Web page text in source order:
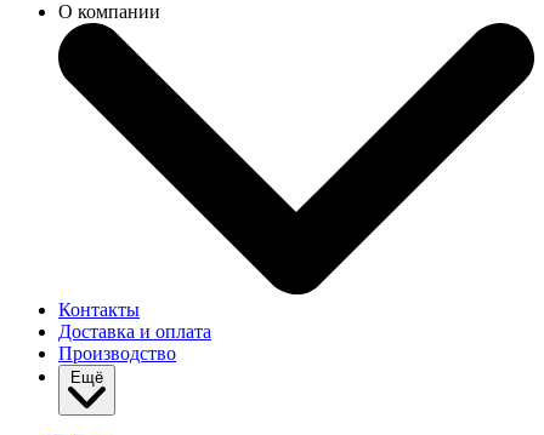
О компании
Контакты
Доставка и оплата
Производство